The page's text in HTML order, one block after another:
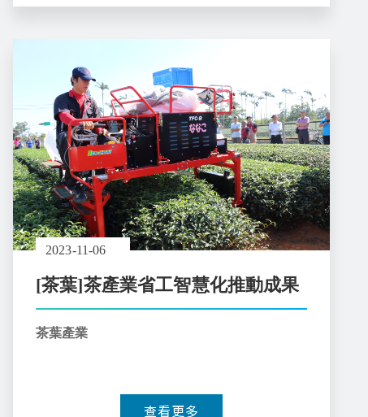
2023-11-06
[茶葉]茶產業省工智慧化推動成果
茶葉產業
查看更多